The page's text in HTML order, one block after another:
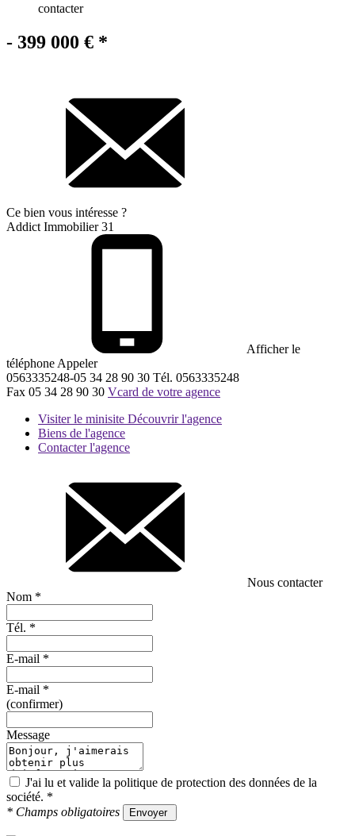
contacter
- 399 000 € *
Ce bien vous intéresse ?
Addict Immobilier 31
Afficher le
téléphone Appeler
0563335248-05 34 28 90 30 Tél. 0563335248
Fax 05 34 28 90 30 Vcard de votre agence
Visiter le minisite Découvrir l'agence
Biens de l'agence
Contacter l'agence
Nous contacter
Nom *
Tél. *
E-mail *
E-mail *
(confirmer)
Message
J'ai lu et valide la politique de protection des données de la
société. *
* Champs obligatoires